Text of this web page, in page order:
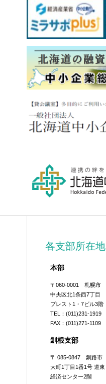
各支部所在地
本部
〒060-0001 札幌市
中央区北1条西7丁目
プレスト1・7ビル3階
TEL：(011)231-1919
FAX：(011)271-1109
釧根支部
〒 085-0847 釧路市
大町1丁目1番1号 道東
経済センター2階